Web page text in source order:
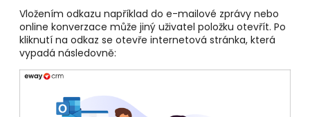
Vložením odkazu například do e-mailové zprávy nebo
online konverzace může jiný uživatel položku otevřít. Po
kliknutí na odkaz se otevře internetová stránka, která
vypadá následovně: